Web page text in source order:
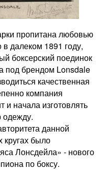
пропитана любовью
в далеком 1891 году,
боксерский поединок
под брендом Lonsdale
качественная
компания
и начала изготовлять
одежду.
данной
было
Лонсдейла» - нового
по боксу.